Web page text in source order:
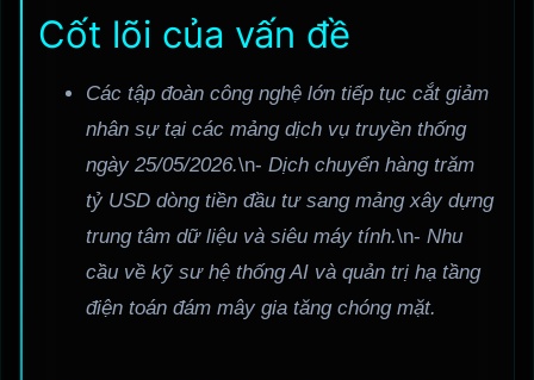
Cốt lõi của vấn đề
Các tập đoàn công nghệ lớn tiếp tục cắt giảm
nhân sự tại các mảng dịch vụ truyền thống
ngày 25/05/2026.\n- Dịch chuyển hàng trăm
tỷ USD dòng tiền đầu tư sang mảng xây dựng
trung tâm dữ liệu và siêu máy tính.\n- Nhu
cầu về kỹ sư hệ thống AI và quản trị hạ tầng
điện toán đám mây gia tăng chóng mặt.